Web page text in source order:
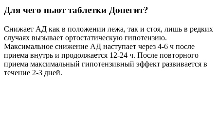
Для чего пьют таблетки Допегит?
Снижает АД как в положении лежа, так и стоя, лишь в редких
случаях вызывает ортостатическую гипотензию.
Максимальное снижение АД наступает через 4-6 ч после
приема внутрь и продолжается 12-24 ч. После повторного
приема максимальный гипотензивный эффект развивается в
течение 2-3 дней.